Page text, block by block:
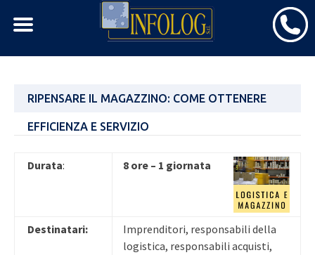
content
RIPENSARE IL MAGAZZINO: COME OTTENERE
EFFICIENZA E SERVIZIO
Durata: 8 ore – 1 giornata
Destinatari:
Imprenditori, responsabili della
logistica, responsabili acquisti,